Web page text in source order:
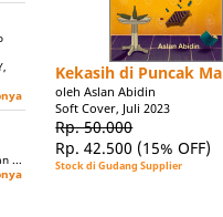
...
Kekasih di Puncak
oleh Aslan Abidin
Soft Cover, Juli 2023
Rp. 50.000
Rp. 42.500 (15% OFF)
Stock di Gudang Supplier